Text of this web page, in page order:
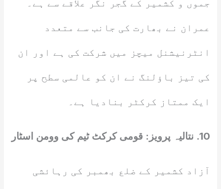
جموں و کشمیر کے گجر نگر علاقے سے ہے۔
عمران نے بھارت کی جانب سے متعدد
انٹرنیشنل میچز میں شرکت کی ہے اور ان
کی تیز باؤلنگ نے ان کو عالمی سطح پر
ایک ممتاز کرکٹر بنادیا ہے۔
10. نتالیہ پرویز: قومی کرکٹ ٹیم کی وومن اسٹار
آزاد کشمیر کے ضلع بھمبر کی رہائشی